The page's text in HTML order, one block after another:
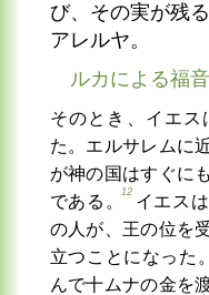
び、その実が残
アレルヤ。
ルカによる福音
そのとき、イエス
た。エルサレムに
が神の国はすぐに
である。
12
イエス
の人が、王の位を
立つことになった
んで十ムナの金を